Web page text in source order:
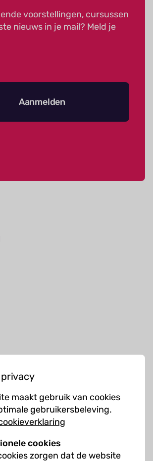
privacy
maakt gebruik van cookies
gebruikersbeleving.
cookies
zorgen dat de website
voorstellingen, cursussen
nieuws in je mail? Meld je
Aanmelden